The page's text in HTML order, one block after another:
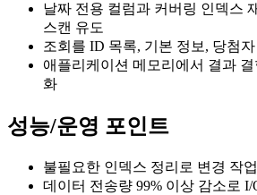
날짜 전용 컬럼과 커버링 인덱스
스캔 유도
조회를 ID 목록, 기본 정보, 당첨자
애플리케이션 메모리에서 결과
화
성능/운영 포인트
불필요한 인덱스 정리로 변경 작
데이터 전송량 99% 이상 감소로 I/